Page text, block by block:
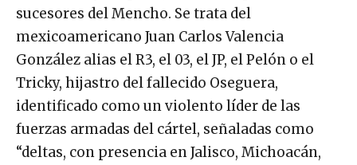
sucesores del Mencho. Se trata del
mexicoamericano Juan Carlos Valencia
González alias el R3, el 03, el JP, el Pelón o el
Tricky, hijastro del fallecido Oseguera,
identificado como un violento líder de las
fuerzas armadas del cártel, señaladas como
“deltas, con presencia en Jalisco, Michoacán,